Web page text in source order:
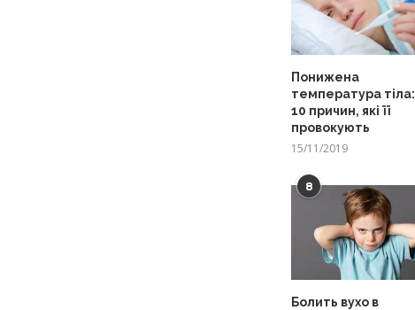
Понижена
температура тіла:
10 причин, які її
провокують
15/11/2019
8
Болить вухо в